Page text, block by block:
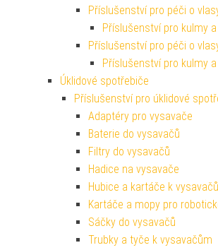
Příslušenství pro péči o
Příslušenství pro kulmy
Příslušenství pro péči o
Příslušenství pro kulmy
Úklidové spotřebiče
Příslušenství pro úklidové
Adaptéry pro vysavače
Baterie do vysavačů
Filtry do vysavačů
Hadice na vysavače
Hubice a kartáče k
Kartáče a mopy pro
Sáčky do vysavačů
Trubky a tyče k vysavačům